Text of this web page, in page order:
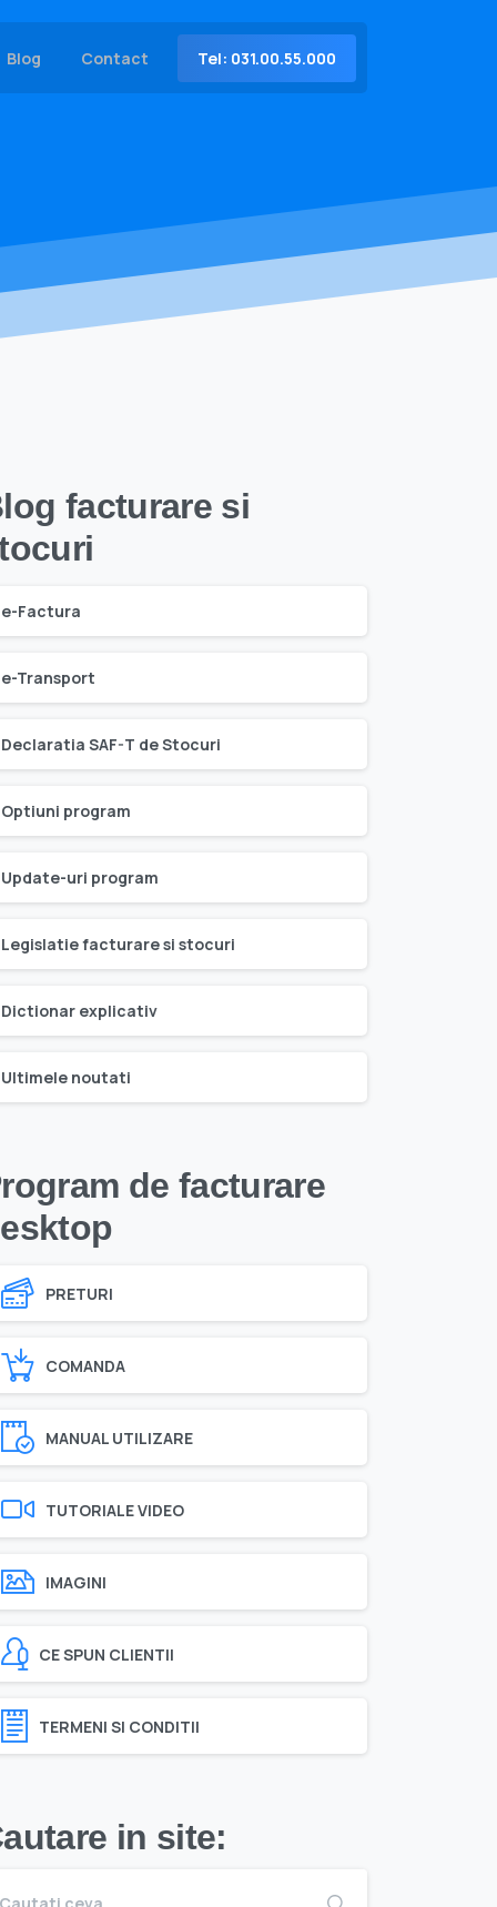
Blog Contact Tel: 031.00.55.000
facturare si
e-Factura
e-Transport
Declaratia SAF-T de Stocuri
Optiuni program
Update-uri program
Legislatie facturare si stocuri
Dictionar explicativ
Ultimele noutati
de facturare
PRETURI
COMANDA
MANUAL UTILIZARE
TUTORIALE VIDEO
IMAGINI
CE SPUN CLIENTII
TERMENI SI CONDITII
in site: